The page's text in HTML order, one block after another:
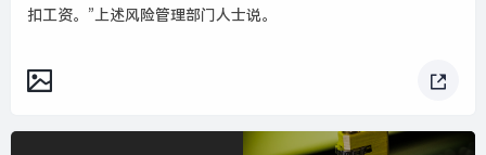
扣工资。”上述风险管理部门人士说。